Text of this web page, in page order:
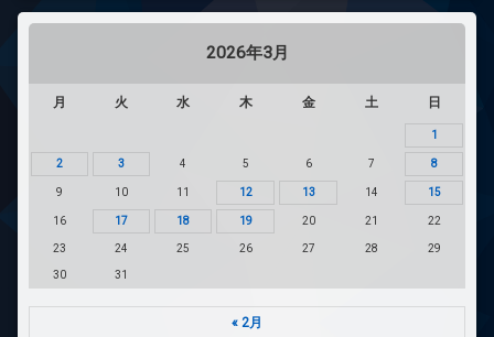
2026年3月
月 火 水 木 金 土 日
1
2 3 4 5 6 7 8
9 10 11 12 13 14 15
16 17 18 19 20 21 22
23 24 25 26 27 28 29
30 31
« 2月